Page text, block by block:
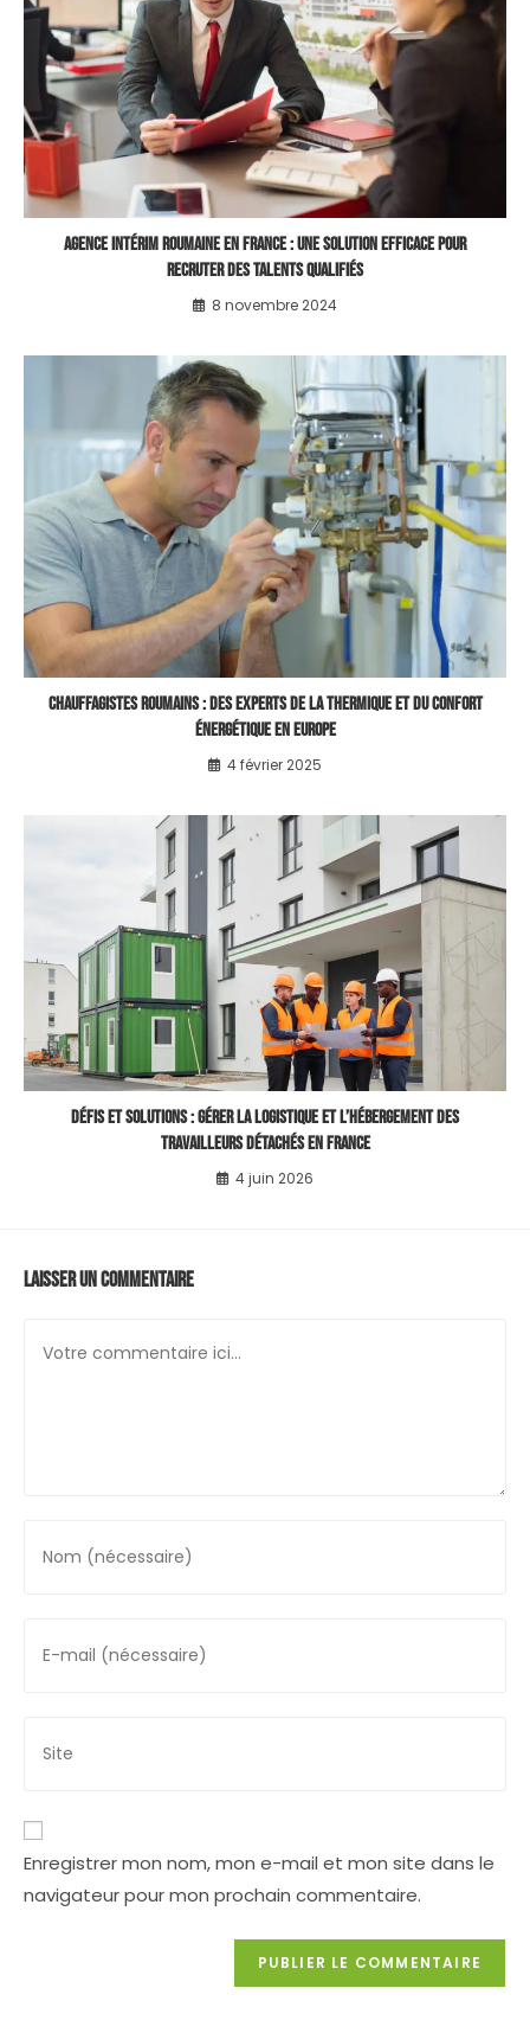
Agence intérim roumaine en France : Une solution efficace pour
recruter des talents qualifiés
8 novembre 2024
Chauffagistes Roumains : Des Experts de la Thermique et du Confort
Énergétique en Europe
4 février 2025
Défis et Solutions : Gérer la Logistique et l’Hébergement des
Travailleurs Détachés en France
4 juin 2026
Laisser un commentaire
your
username
your
l’URL
votre
(facultatif)
Enregistrer mon nom, mon e-mail et mon site dans le
navigateur pour mon prochain commentaire.